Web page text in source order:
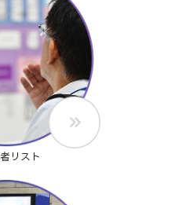
リスト